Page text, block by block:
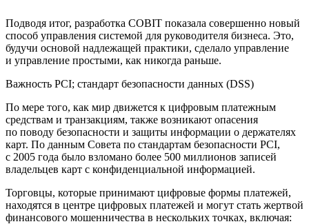
Подводя итог, разработка COBIT показала совершенно новый
способ управления системой для руководителя бизнеса. Это,
будучи основой надлежащей практики, сделало управление
и управление простыми, как никогда раньше.
Важность PCI; стандарт безопасности данных (DSS)
По мере того, как мир движется к цифровым платежным
средствам и транзакциям, также возникают опасения
по поводу безопасности и защиты информации о держателях
карт. По данным Совета по стандартам безопасности PCI,
с 2005 года было взломано более 500 миллионов записей
владельцев карт с конфиденциальной информацией.
Торговцы, которые принимают цифровые формы платежей,
находятся в центре цифровых платежей и могут стать жертвой
финансового мошенничества в нескольких точках, включая: